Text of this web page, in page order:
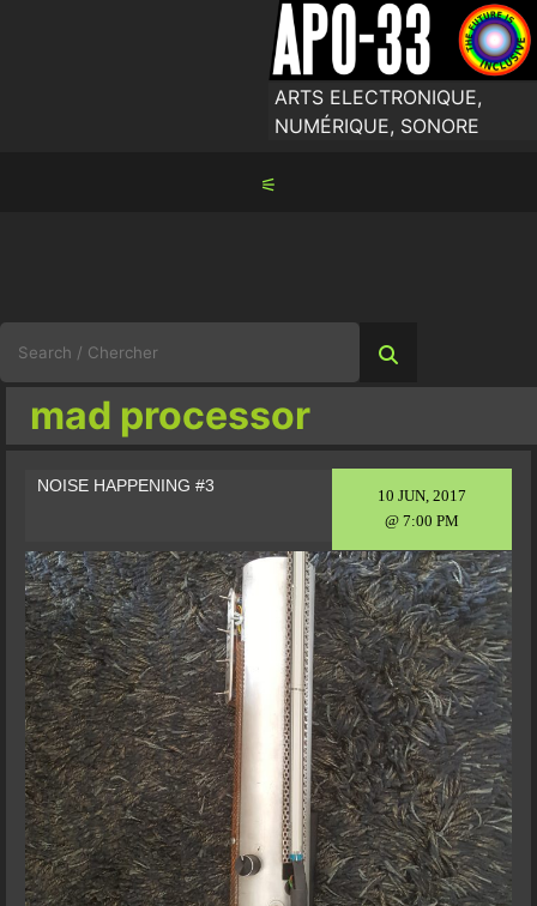
ARTS ELECTRONIQUE,
NUMÉRIQUE, SONORE
⚟
for:
mad processor
10 JUN, 2017
@ 7:00 PM
NOISE HAPPENING #3